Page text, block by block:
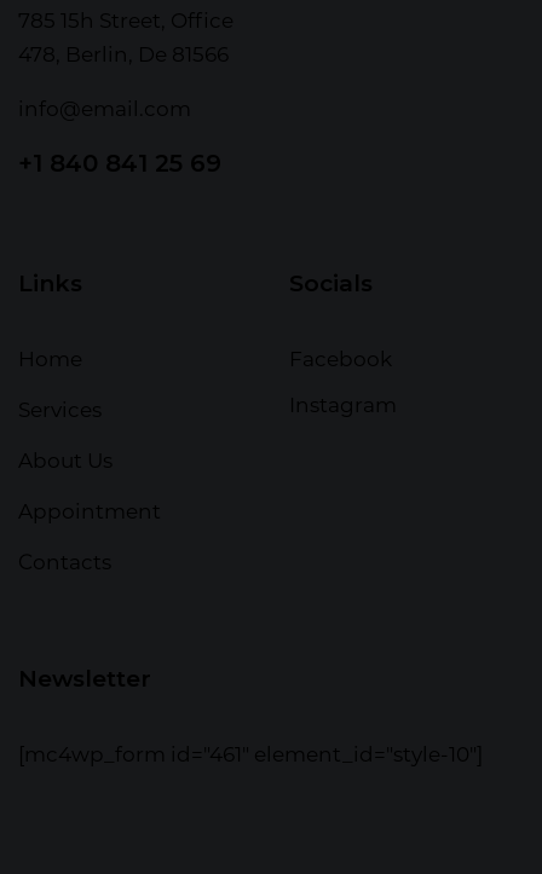
785 15h Street, Office
478, Berlin, De 81566
info@email.com
+1 840 841 25 69
Links
Home
Services
About Us
Appointment
Contacts
Socials
Facebook
Instagram
Newsletter
[mc4wp_form id="461" element_id="style-10"]